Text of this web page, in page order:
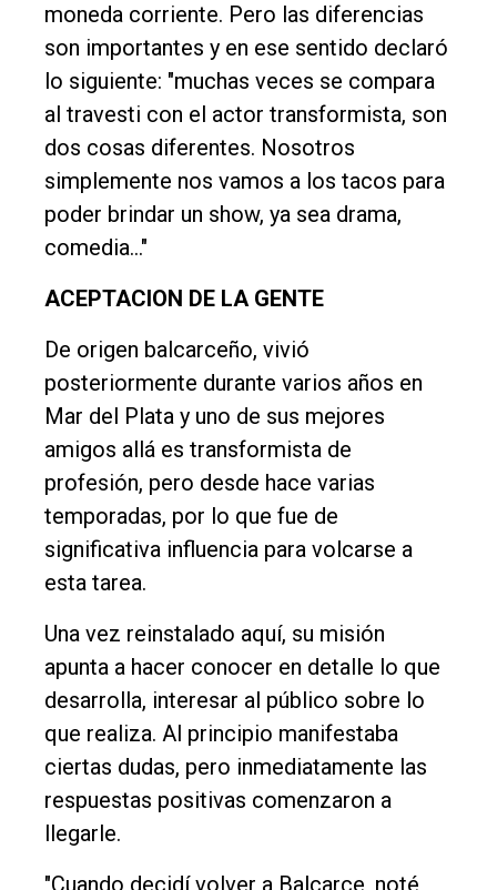
Nosotros
Contacto
moneda corriente. Pero las diferencias
son importantes y en ese sentido declaró
lo siguiente: "muchas veces se compara
al travesti con el actor transformista, son
dos cosas diferentes. Nosotros
simplemente nos vamos a los tacos para
poder brindar un show, ya sea drama,
comedia…"
ACEPTACION DE LA GENTE
De origen balcarceño, vivió
posteriormente durante varios años en
Mar del Plata y uno de sus mejores
amigos allá es transformista de
profesión, pero desde hace varias
temporadas, por lo que fue de
significativa influencia para volcarse a
esta tarea.
Una vez reinstalado aquí, su misión
apunta a hacer conocer en detalle lo que
desarrolla, interesar al público sobre lo
que realiza. Al principio manifestaba
ciertas dudas, pero inmediatamente las
respuestas positivas comenzaron a
llegarle.
"Cuando decidí volver a Balcarce, noté